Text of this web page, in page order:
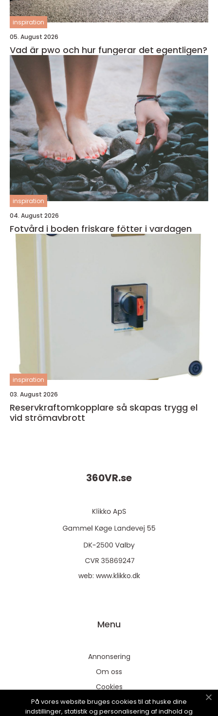
inspiration
05. August 2026
Vad är pwo och hur fungerar det egentligen?
inspiration
04. August 2026
Fotvård i boden friskare fötter i vardagen
inspiration
03. August 2026
Reservkraftomkopplare så skapas trygg el
vid strömavbrott
360VR.se
web: www.klikko.dk
Menu
Annonsering
Om oss
Cookies
Kontakta oss
På vores website bruges cookies til at huske dine
indstillinger, statistik og personalisering af indhold og